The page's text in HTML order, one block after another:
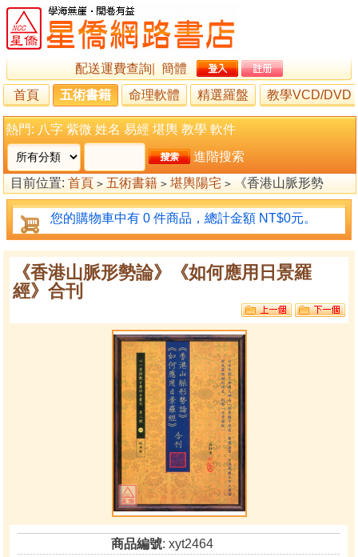
配送運費查詢
簡體
首頁
五術書籍 命理軟體 精選羅盤 教學VCD/DVD
熱門: 八字 紫微 姓名 易經 堪輿 教學 軟件
進階搜索
目前位置: 首頁 > 五術書籍 > 堪輿陽宅 > 《香港山脈形勢
論》《如何應用日景羅經》合刊
您的購物車中有 0 件商品，總計金額 NT$0元。
《香港山脈形勢論》《如何應用日景羅
經》合刊
商品編號: xyt2464